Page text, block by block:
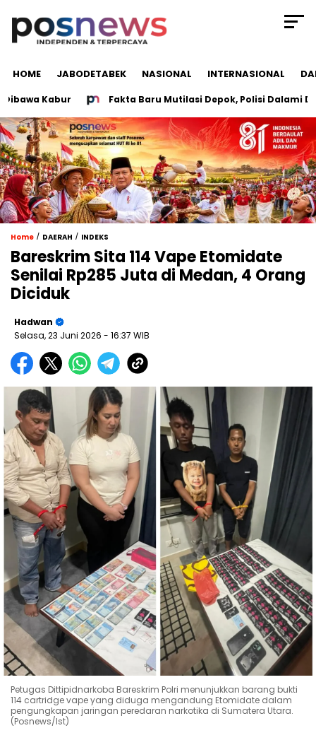
HOME JABODETABEK NASIONAL INTERNASIONAL
Kabur Fakta Baru Mutilasi Depok, Polisi Dalami
Home / DAERAH / INDEKS
Bareskrim Sita 114 Vape Etomidate
Senilai Rp285 Juta di Medan, 4 Orang
Diciduk
Hadwan
Selasa, 23 Juni 2026 - 16:37 WIB
Petugas Dittipidnarkoba Bareskrim Polri menunjukkan barang bukti
114 cartridge vape yang diduga mengandung Etomidate dalam
pengungkapan jaringan peredaran narkotika di Sumatera Utara.
(Posnews/Ist)